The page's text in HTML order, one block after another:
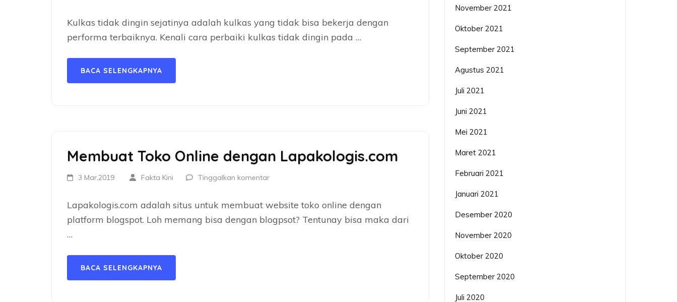
Kulkas tidak dingin sejatinya adalah kulkas yang tidak bisa bekerja dengan
performa terbaiknya. Kenali cara perbaiki kulkas tidak dingin pada …
BACA SELENGKAPNYA
Membuat Toko Online dengan Lapakologis.com
3 Mar,2019 Fakta Kini Tinggalkan komentar
Lapakologis.com adalah situs untuk membuat website toko online dengan
platform blogspot. Loh memang bisa dengan blogpsot? Tentunay bisa maka dari
…
BACA SELENGKAPNYA
November 2021
Oktober 2021
September 2021
Agustus 2021
Juli 2021
Juni 2021
Mei 2021
Maret 2021
Februari 2021
Januari 2021
Desember 2020
November 2020
Oktober 2020
September 2020
Juli 2020